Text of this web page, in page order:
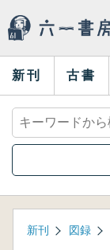
新刊 古書
新刊 図録